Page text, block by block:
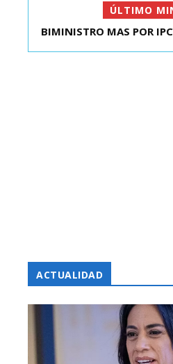
ÚLTIMO
KAST SE REUNIÓ CON EL
BIMINISTRO MAS POR IPC:
ACTUALIDAD